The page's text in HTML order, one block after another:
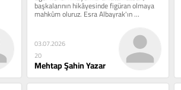
başkalarının hikâyesinde figüran olmaya
mahkûm oluruz. Esra Albayrak'ın
03.07.2026
20
Mehtap Şahin Yazar